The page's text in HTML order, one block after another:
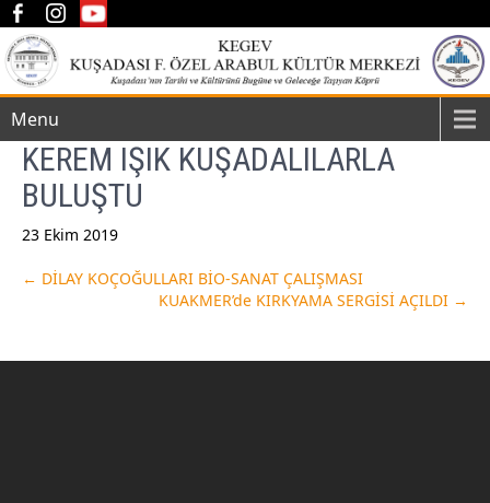
Menu
KEREM IŞIK KUŞADALILARLA
BULUŞTU
23 Ekim 2019
Post
← DİLAY KOÇOĞULLARI BİO-SANAT ÇALIŞMASI
KUAKMER’de KIRKYAMA SERGİSİ AÇILDI →